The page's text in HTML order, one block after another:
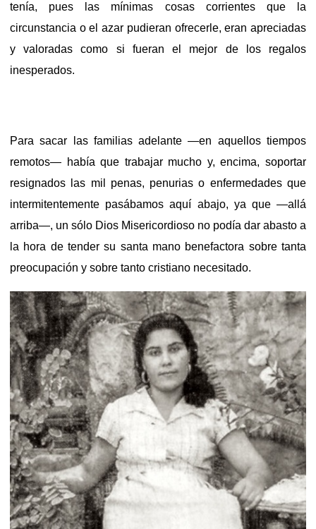
tenía, pues las mínimas cosas corrientes que la
circunstancia o el azar pudieran ofrecerle, eran apreciadas
y valoradas como si fueran el mejor de los regalos
inesperados.
Para sacar las familias adelante —en aquellos tiempos
remotos— había que trabajar mucho y, encima, soportar
resignados las mil penas, penurias o enfermedades que
intermitentemente pasábamos aquí abajo, ya que —allá
arriba—, un sólo Dios Misericordioso no podía dar abasto a
la hora de tender su santa mano benefactora sobre tanta
preocupación y sobre tanto cristiano necesitado.